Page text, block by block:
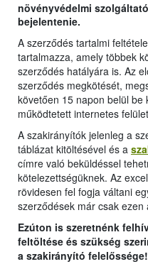
növényvédelmi
bejelentenie.
A szerződés tartalmi
tartalmazza, amely többek
szerződés hatályára is. Az
szerződés megkötését,
követően 15 napon belül be
működtetett internetes
A szakirányítók jelenleg a
táblázat kitöltésével és a
címre való beküldéssel
kötelezettségüknek. Az
rövidesen fel fogja váltani
szerződések már csak
Ezúton is szeretnénk
feltöltése és szükség
a szakirányító felelőssége!